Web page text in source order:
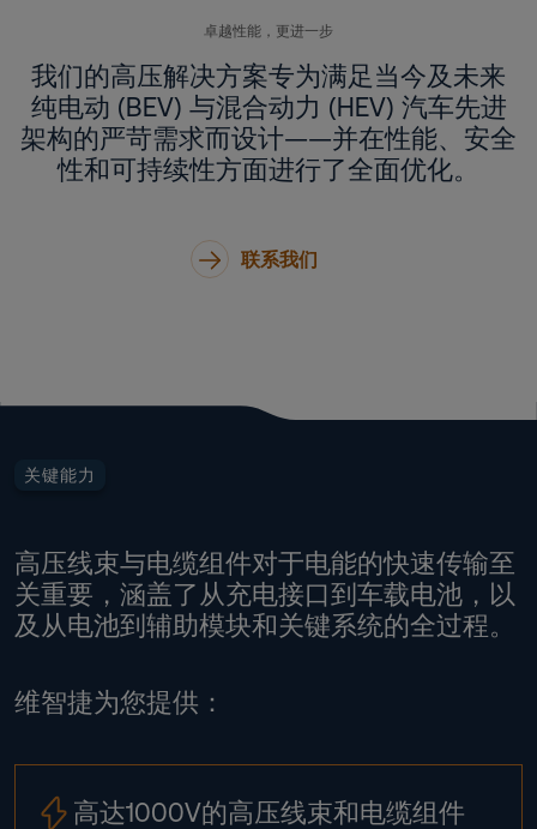
卓越性能，更进一步
我们的高压解决方案专为满足当今及未来
纯电动 (BEV) 与混合动力 (HEV) 汽车先进
架构的严苛需求而设计——并在性能、安全
性和可持续性方面进行了全面优化。
联系我们
关键能力
高压线束与电缆组件对于电能的快速传输至
关重要，涵盖了从充电接口到车载电池，以
及从电池到辅助模块和关键系统的全过程。
维智捷为您提供：
高达1000V的高压线束和电缆组件